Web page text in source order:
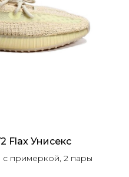
Flax Унисекс
примеркой, 2 пары